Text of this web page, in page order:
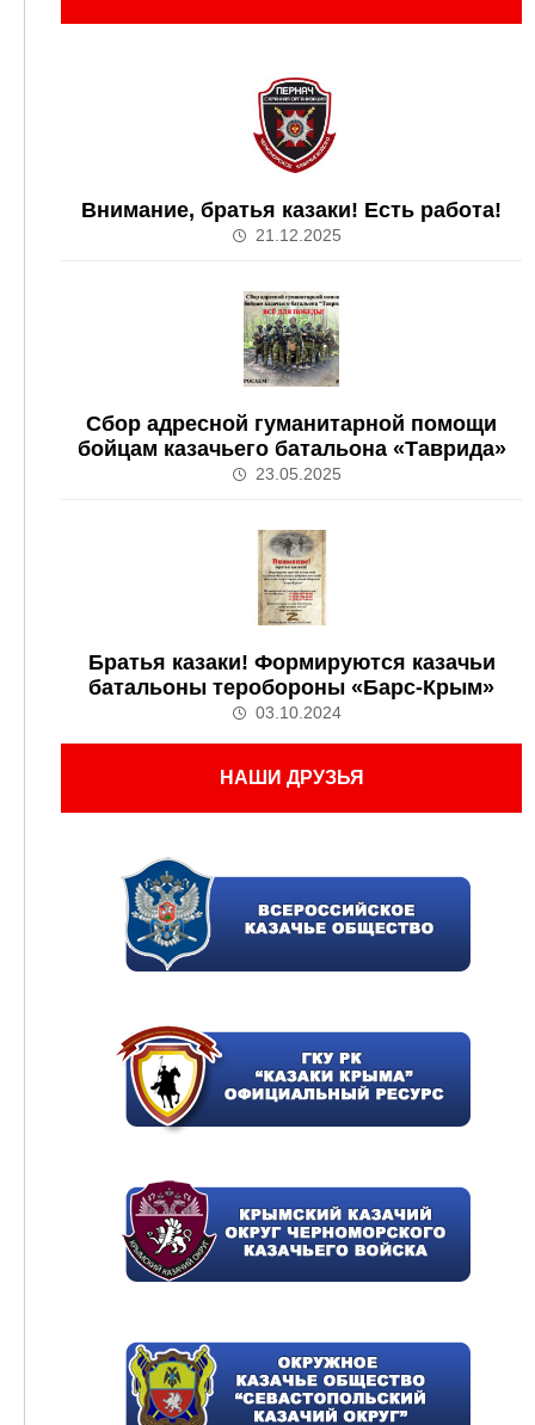
Внимание, братья казаки! Есть работа!
21.12.2025
Сбор адресной гуманитарной помощи
бойцам казачьего батальона «Таврида»
23.05.2025
Братья казаки! Формируются казачьи
батальоны теробороны «Барс-Крым»
03.10.2024
НАШИ ДРУЗЬЯ